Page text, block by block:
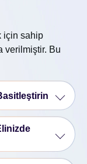
için sahip
verilmiştir. Bu